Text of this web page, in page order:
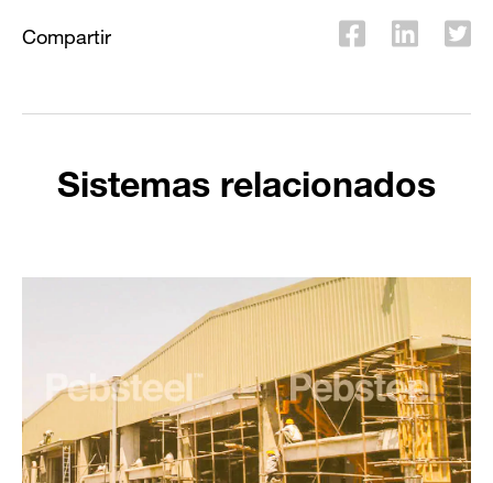
Compartir
Sistemas relacionados